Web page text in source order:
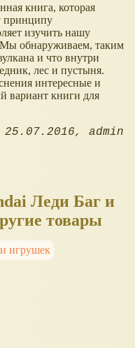
книга, которая
принципу
изучить нашу
обнаруживаем, таким
и что внутри
лес и пустыня.
интересные и
вариант книги для
25.07.2016 admin
Леди Баг и
товары
игрушек